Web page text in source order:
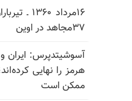
۱۶مرداد
۳۷مجاهد در اوین
آسوشیتدپرس: ایران
هرمز را نهایی
ممکن است